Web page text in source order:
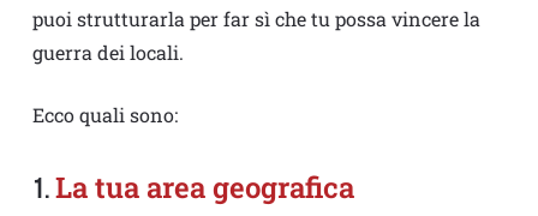
puoi strutturarla per far sì che tu possa vincere la
guerra dei locali.
Ecco quali sono:
1.La tua area geografica